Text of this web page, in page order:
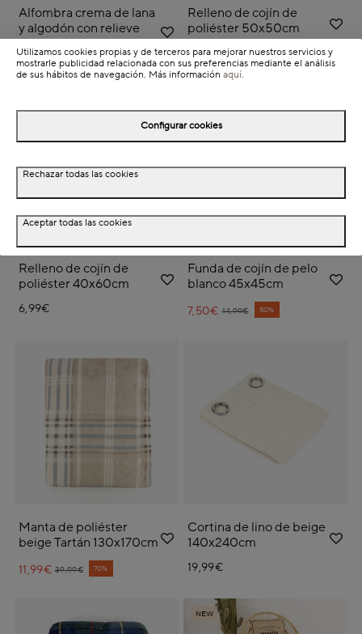
Alfombra crema de lana
y algodón con relieve
Boho 160x230cm
Relleno de cojín de
poliéster 50x50cm
7,99€
Relleno de cojín de
poliéster 40x60cm
6,99€
Funda de cojín de pelo
blanco 45x45cm
Price reduced from
14,99€
to 50%
7,50€
Manta de poliéster
beige Tartán 130x170cm
Price reduced from
39,99€
to 70%
11,99€
Cortina de lino de beige
140x240cm
19,99€
NEW
Utilizamos cookies propias y de terceros para mejorar nuestros servicios y
mostrarle publicidad relacionada con sus preferencias mediante el análisis
de sus hábitos de navegación. Más información aquí.
Configurar cookies
Rechazar todas las cookies
Aceptar todas las cookies